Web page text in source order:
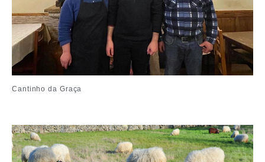
Cantinho da Graça